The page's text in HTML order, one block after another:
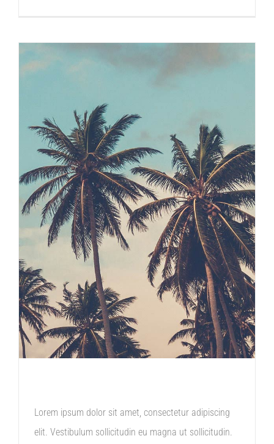
Lorem ipsum dolor sit amet, consectetur adipiscing
elit. Vestibulum sollicitudin eu magna ut sollicitudin.